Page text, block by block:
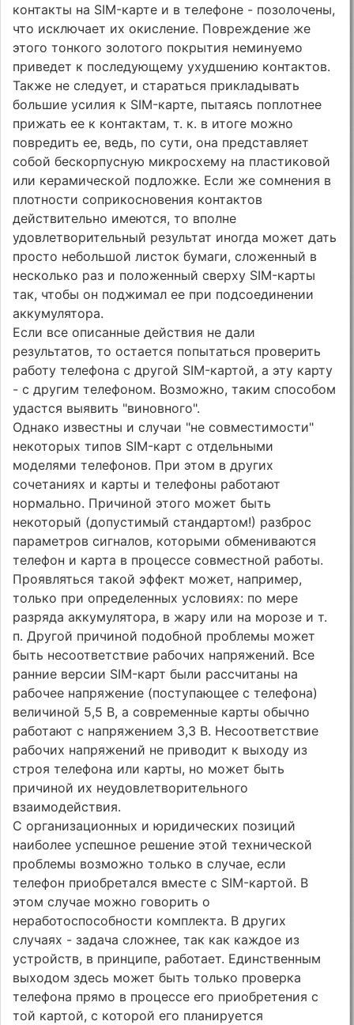
контакты на SIM-карте и в телефоне - позолочены,
что исключает их окисление. Повреждение же
этого тонкого золотого покрытия неминуемо
приведет к последующему ухудшению контактов.
Также не следует, и стараться прикладывать
большие усилия к SIM-карте, пытаясь поплотнее
прижать ее к контактам, т. к. в итоге можно
повредить ее, ведь, по сути, она представляет
собой бескорпусную микросхему на пластиковой
или керамической подложке. Если же сомнения в
плотности соприкосновения контактов
действительно имеются, то вполне
удовлетворительный результат иногда может дать
просто небольшой листок бумаги, сложенный в
несколько раз и положенный сверху SIM-карты
так, чтобы он поджимал ее при подсоединении
аккумулятора.
Если все описанные действия не дали
результатов, то остается попытаться проверить
работу телефона с другой SIM-картой, а эту карту
- с другим телефоном. Возможно, таким способом
удастся выявить "виновного".
Однако известны и случаи "не совместимости"
некоторых типов SIM-карт с отдельными
моделями телефонов. При этом в других
сочетаниях и карты и телефоны работают
нормально. Причиной этого может быть
некоторый (допустимый стандартом!) разброс
параметров сигналов, которыми обмениваются
телефон и карта в процессе совместной работы.
Проявляться такой эффект может, например,
только при определенных условиях: по мере
разряда аккумулятора, в жару или на морозе и т.
п. Другой причиной подобной проблемы может
быть несоответствие рабочих напряжений. Все
ранние версии SIM-карт были рассчитаны на
рабочее напряжение (поступающее с телефона)
величиной 5,5 В, а современные карты обычно
работают с напряжением 3,3 В. Несоответствие
рабочих напряжений не приводит к выходу из
строя телефона или карты, но может быть
причиной их неудовлетворительного
взаимодействия.
С организационных и юридических позиций
наиболее успешное решение этой технической
проблемы возможно только в случае, если
телефон приобретался вместе с SIM-картой. В
этом случае можно говорить о
неработоспособности комплекта. В других
случаях - задача сложнее, так как каждое из
устройств, в принципе, работает. Единственным
выходом здесь может быть только проверка
телефона прямо в процессе его приобретения с
той картой, с которой его планируется